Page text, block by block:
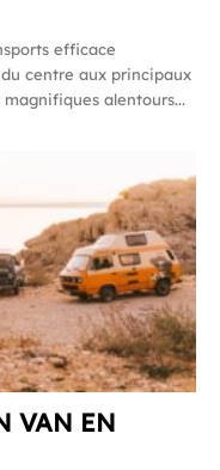
efficace
centre aux principaux
alentours...
VAN EN